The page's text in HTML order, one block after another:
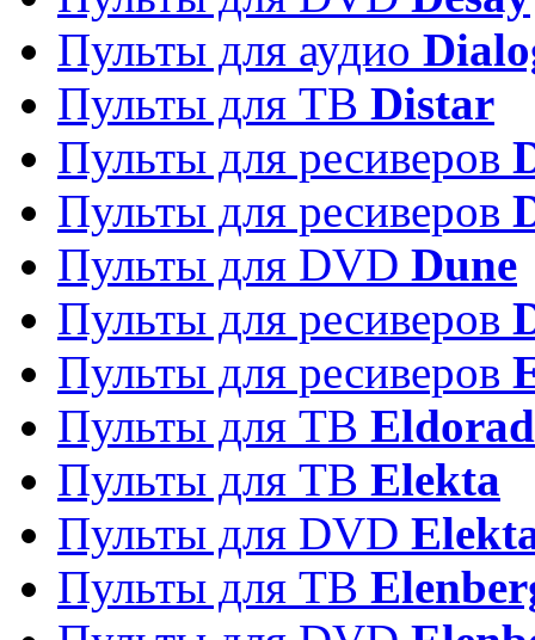
Пульты для аудио
Пульты для ТВ Distar
Пульты для ресиверов
Пульты для ресиверов
Пульты для DVD Dune
Пульты для ресиверов
Пульты для ресиверов
Пульты для ТВ
Пульты для ТВ Elekta
Пульты для DVD
Пульты для ТВ